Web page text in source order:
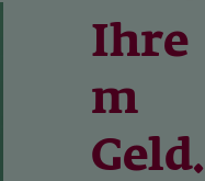
Ihre
m
Geld.